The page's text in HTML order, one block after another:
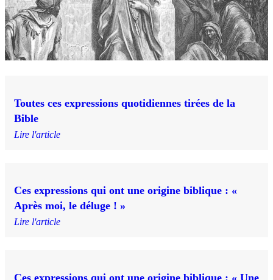
Toutes ces expressions quotidiennes tirées de la
Bible
Lire l'article
Ces expressions qui ont une origine biblique : «
Après moi, le déluge ! »
Lire l'article
Ces expressions qui ont une origine biblique : « Une